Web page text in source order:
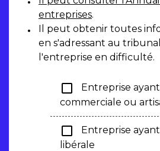
entreprises.
Il peut obtenir toutes
en s'adressant au
l'entreprise en difficulté.
check_box_outline_blank
Entreprise
commerciale ou
check_box_outline_blank
Entreprise
libérale